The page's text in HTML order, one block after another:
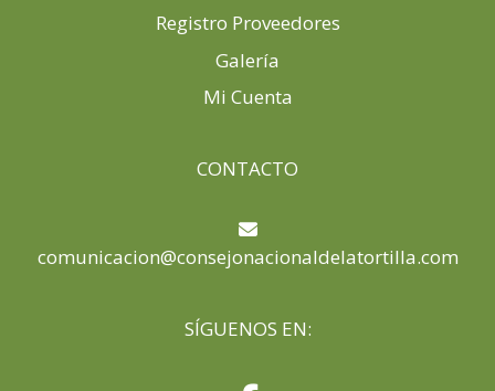
Registro Proveedores
Galería
Mi Cuenta
CONTACTO
comunicacion@consejonacionaldelatortilla.com
SÍGUENOS EN: